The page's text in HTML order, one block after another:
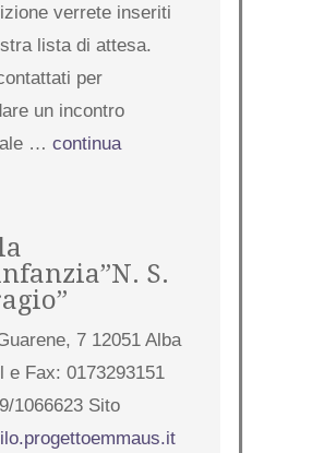
verrete inseriti
lista di attesa.
per
un incontro
… continua
S.
7 12051 Alba
e Fax: 0173293151
1066623 Sito